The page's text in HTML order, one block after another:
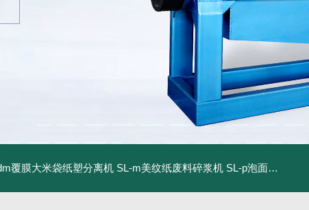
覆膜大米袋纸塑分离机 SL-m美纹纸废料碎浆机 SL-p泡面盖纸塑分离机